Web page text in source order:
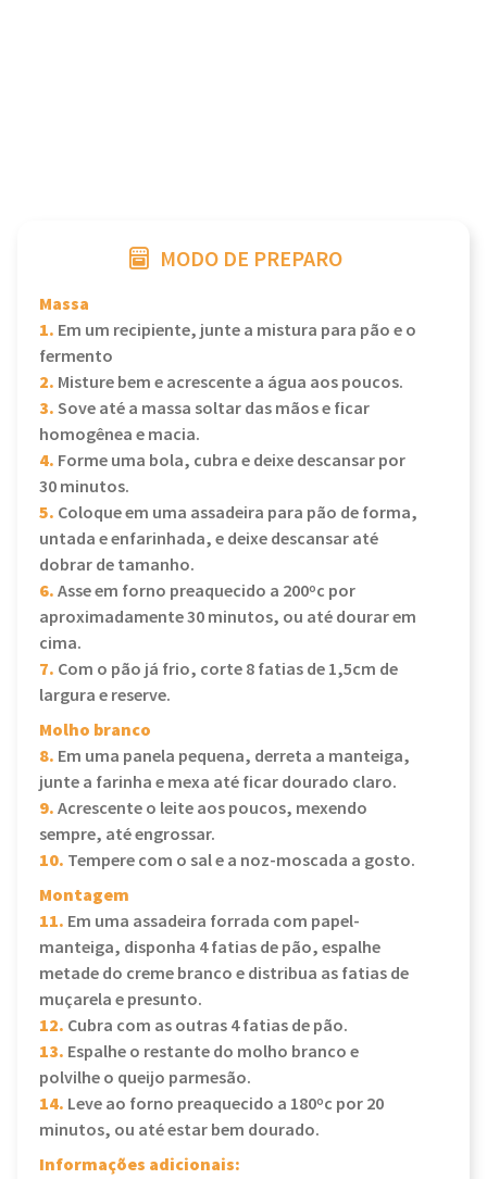
MODO DE PREPARO
Massa
1. Em um recipiente, junte a mistura para pão e o
fermento
2. Misture bem e acrescente a água aos poucos.
3.Sove até a massa soltar das mãos e ficar
homogênea e macia.
4. Forme uma bola, cubra e deixe descansar por
30 minutos.
5. Coloque em uma assadeira para pão de forma,
untada e enfarinhada, e deixe descansar até
dobrar de tamanho.
6.Asse em forno preaquecido a 200ºc por
aproximadamente 30 minutos, ou até dourar em
cima.
7. Com o pão já frio, corte 8 fatias de 1,5cm de
largura e reserve.
Molho branco
8. Em uma panela pequena, derreta a manteiga,
junte a farinha e mexa até ficar dourado claro.
9.Acrescente o leite aos poucos, mexendo
sempre, até engrossar.
10. Tempere com o sal e a noz-moscada a gosto.
Montagem
11. Em uma assadeira forrada com papel-
manteiga, disponha 4 fatias de pão, espalhe
metade do creme branco e distribua as fatias de
muçarela e presunto.
12. Cubra com as outras 4 fatias de pão.
13. Espalhe o restante do molho branco e
polvilhe o queijo parmesão.
14. Leve ao forno preaquecido a 180ºc por 20
minutos, ou até estar bem dourado.
Informações adicionais: